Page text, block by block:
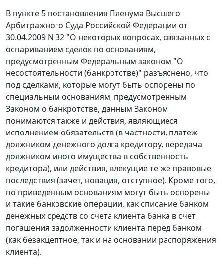
В пункте 5 постановления Пленума Высшего
Арбитражного Суда Российской Федерации от
30.04.2009 N 32 "О некоторых вопросах, связанных с
оспариванием сделок по основаниям,
предусмотренным Федеральным законом "О
несостоятельности (банкротстве)" разъяснено, что
под сделками, которые могут быть оспорены по
специальным основаниям, предусмотренным
Законом о банкротстве, данным Законом
понимаются также и действия, являющиеся
исполнением обязательств (в частности, платеж
должником денежного долга кредитору, передача
должником иного имущества в собственность
кредитора), или действия, влекущие те же правовые
последствия (зачет, новация, отступное). Кроме того,
по приведенным основаниям могут быть оспорены
и такие банковские операции, как списание банком
денежных средств со счета клиента банка в счет
погашения задолженности клиента перед банком
(как безакцептное, так и на основании распоряжения
клиента).